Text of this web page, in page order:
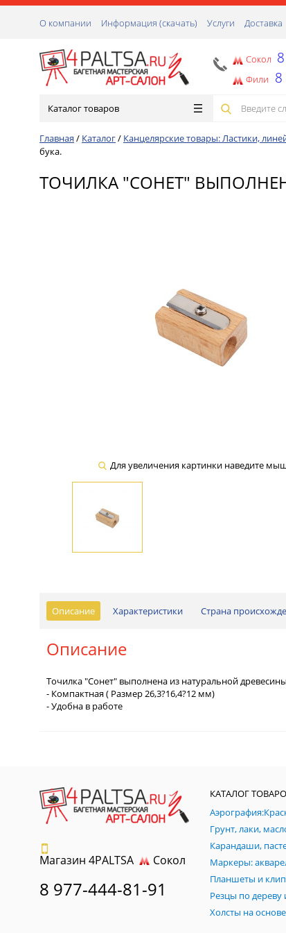
О компании Информация (скачать) Услуги Доставка
Сокол
Фили 8
Каталог товаров
Главная / Каталог/ Канцелярские товары: Ластики,
бука.
ТОЧИЛКА "СОНЕТ"
Для увеличения картинки наведите
Описание Характеристики Страна
Описание
Точилка "Сонет" выполнена из натуральной
- Компактная ( Размер 26,3?16,4?12 мм)
- Удобна в работе
Магазин 4PALTSA Сокол
8 977-444-81-91
КАТАЛОГ
Планшеты и